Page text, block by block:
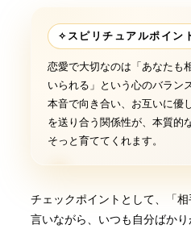
✧ スピリチュアルポイン
恋愛で大切なのは「あなたも
いられる」という心のバランス
本音で向き合い、お互いに優
を送り合う関係性が、本質的
そっと育ててくれます。
チェックポイントとして、「相
言いながら、いつも自分ばか